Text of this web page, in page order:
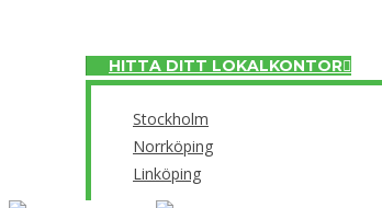
HITTA DITT LOKALKONTOR
Stockholm
Norrköping
Linköping